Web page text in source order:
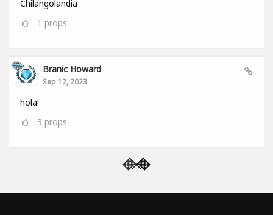
Chilangolandia
1 props
Branic Howard
Sep 12, 2023
hola!
3 props